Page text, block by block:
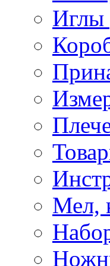
Иглы
Мел,